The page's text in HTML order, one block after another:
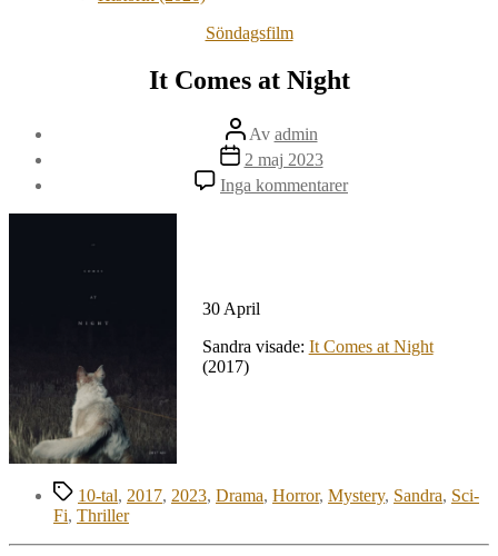
Kategorier
Söndagsfilm
It Comes at Night
Inläggsförfattare
Av admin
Inläggsdatum
2 maj 2023
Inga kommentarertill
It
30 April
Sandra visade: It Comes at Night
(2017)
Etiketter
10-tal, 2017, 2023, Drama, Horror, Mystery, Sandra, Sci-
Fi, Thriller